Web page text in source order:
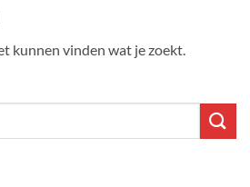
kunnen vinden wat je zoekt.